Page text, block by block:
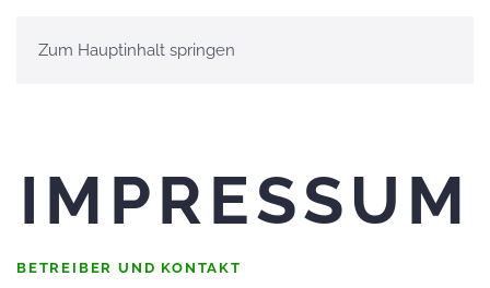
Zum Hauptinhalt springen
IMPRESSUM
BETREIBER UND KONTAKT